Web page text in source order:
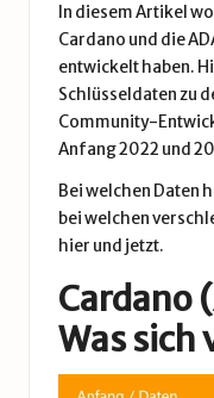
In diesem Artikel
Cardano und die
entwickelt haben.
Schlüsseldaten zu
Community-
Anfang 2022 und
Bei welchen Daten
bei welchen
hier und jetzt.
Cardano
Was sich